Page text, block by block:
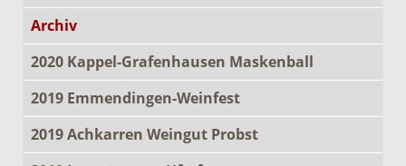
Archiv
2020 Kappel-Grafenhausen Maskenball
2019 Emmendingen-Weinfest
2019 Achkarren Weingut Probst